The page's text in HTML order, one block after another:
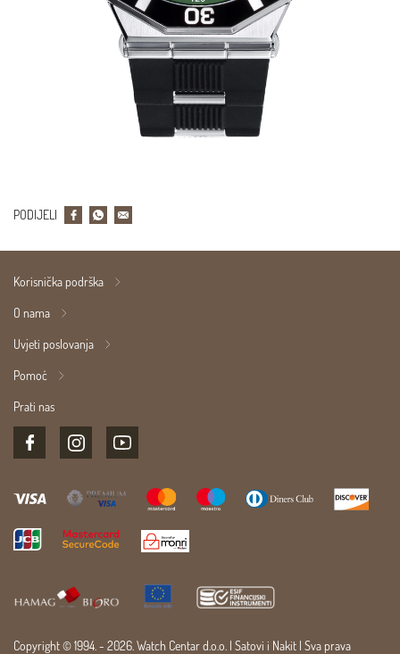
PODIJELI
Korisnička podrška
O nama
Uvjeti poslovanja
Pomoć
Prati nas
Copyright © 1994. - 2026. Watch Centar d.o.o. | Satovi i Nakit | Sva prava